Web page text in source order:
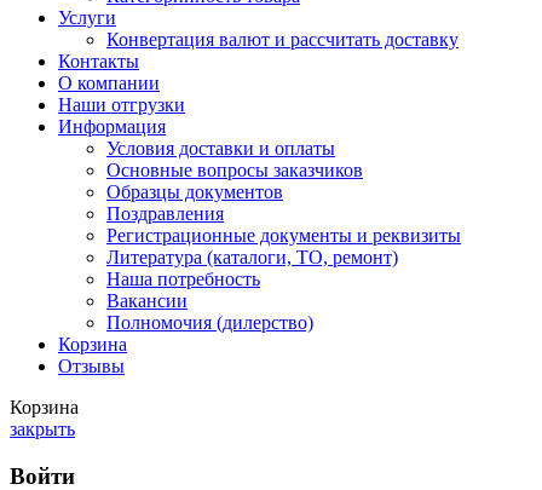
Услуги
Конвертация валют и рассчитать доставку
Контакты
О компании
Наши отгрузки
Информация
Условия доставки и оплаты
Основные вопросы заказчиков
Образцы документов
Поздравления
Регистрационные документы и реквизиты
Литература (каталоги, ТО, ремонт)
Наша потребность
Вакансии
Полномочия (дилерство)
Корзина
Отзывы
Корзина
закрыть
Войти